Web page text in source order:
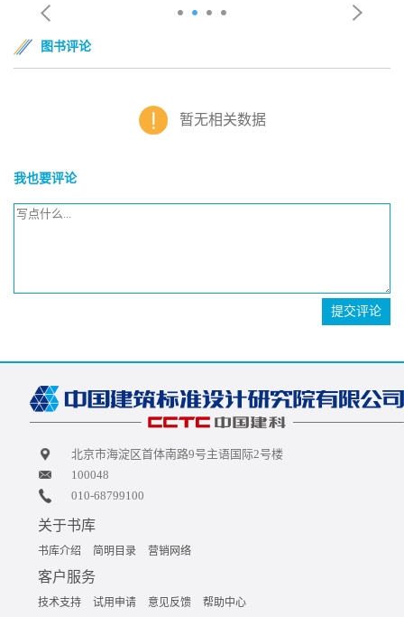
图书评论
暂无相关数据
我也要评论
提交评论
北京市海淀区首体南路9号主语国际2号楼
100048
010-68799100
关于书库
书库介绍 简明目录 营销网络
客户服务
技术支持 试用申请 意见反馈 帮助中心